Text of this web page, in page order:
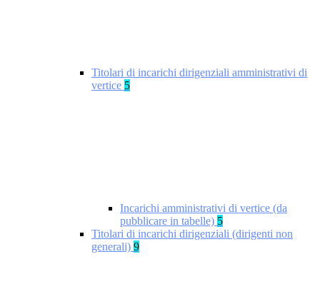
Titolari di incarichi dirigenziali amministrativi di
vertice 5
Incarichi amministrativi di vertice (da
pubblicare in tabelle) 5
Titolari di incarichi dirigenziali (dirigenti non
generali) 9